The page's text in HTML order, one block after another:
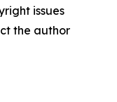
issues
the author